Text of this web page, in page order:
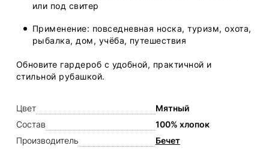
или под свитер
Применение: повседневная носка, туризм, охота,
рыбалка, дом, учёба, путешествия
Обновите гардероб с удобной, практичной и
стильной рубашкой.
Цвет
Мятный
Состав
100% хлопок
Производитель
Бечет